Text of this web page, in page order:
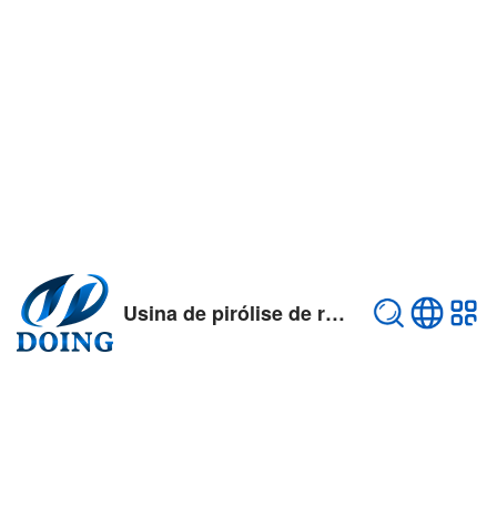
Usina de pirólise de resíduos de pneus/plástico